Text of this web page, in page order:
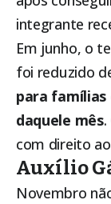
integrante
Em junho, o
foi reduzido
para
daquele mês.
com direito
Auxílio
Novembro